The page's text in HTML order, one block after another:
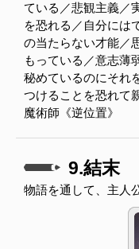
ている／悲観主義／
を恐れる／自分には
の当たらない才能／
もっている／意志薄
秘めているのにそれ
つけることを恐れて
魔術師《逆位置》
9.結末
物語を通して、主人